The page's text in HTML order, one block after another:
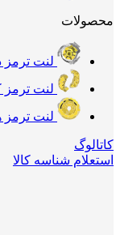
محصولات
لنت
لنت
لنت ترمز
کاتالوگ
استعلام شناسه کالا